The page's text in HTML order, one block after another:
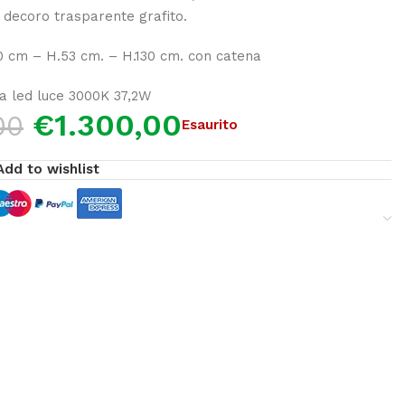
trasparente grafito.
cm – H.53 cm. – H.130 cm. con catena
led luce 3000K 37,2W
€1.300,00Esaurito
to wishlist